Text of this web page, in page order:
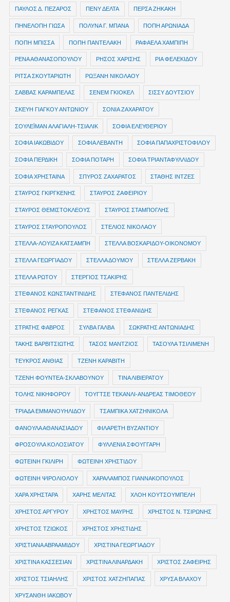
ΠΑΥΛΟΣ Δ. ΠΕΖΑΡΟΣ ΠΕΝΥ ΔΕΛΤΑ ΠΕΡΣΑ ΖΗΚΑΚΗ
ΠΗΝΕΛΟΠΗ ΓΙΩΣΑ ΠΟΛΥΝΑ Γ. ΜΠΑΝΑ ΠΟΠΗ ΑΡΩΝΙΑΔΑ
ΠΟΠΗ ΜΠΙΣΣΑ ΠΟΠΗ ΠΑΝΤΕΛΑΚΗ ΡΑΦΑΕΛΑ ΧΑΜΠΙΠΗ
ΡΕΝΑ ΑΘΑΝΑΣΟΠΟΥΛΟΥ ΡΗΣΟΣ ΧΑΡΙΣΗΣ ΡΙΑ ΦΕΛΕΚΙΔΟΥ
ΡΙΤΣΑ ΣΚΟΥΤΑΡΙΩΤΗ ΡΩΞΑΝΗ ΝΙΚΟΛΑΟΥ
ΣΑΒΒΑΣ ΚΑΡΑΜΠΕΛΑΣ ΣΕΝΕΜ ΓΚΙΟΚΕΛ ΣΙΣΣΥ ΔΟΥΤΣΙΟΥ
ΣΚΕΥΗ ΓΙΑΓΚΟΥ ΑΝΤΩΝΙΟΥ ΣΟΝΙΑ ΖΑΧΑΡΑΤΟΥ
ΣΟΥΛΕΪΜΑΝ ΑΛΑΓΙΑΛΗ-ΤΣΙΑΛΙΚ ΣΟΦΙΑ ΕΛΕΥΘΕΡΙΟΥ
ΣΟΦΙΑ ΙΑΚΩΒΙΔΟΥ ΣΟΦΙΑ ΛΕΒΑΝΤΗ ΣΟΦΙΑ ΠΑΠΑΧΡΙΣΤΟΦΙΛΟΥ
ΣΟΦΙΑ ΠΕΡΔΙΚΗ ΣΟΦΙΑ ΠΟΤΑΡΗ ΣΟΦΙΑ ΤΡΙΑΝΤΑΦΥΛΛΙΔΟΥ
ΣΟΦΙΑ ΧΡΗΣΤΑΙΝΑ ΣΠΥΡΟΣ ΖΑΧΑΡΑΤΟΣ ΣΤΑΘΗΣ ΙΝΤΖΕΣ
ΣΤΑΥΡΟΣ ΓΚΙΡΓΚΕΝΗΣ ΣΤΑΥΡΟΣ ΖΑΦΕΙΡΙΟΥ
ΣΤΑΥΡΟΣ ΘΕΜΙΣΤΟΚΛΕΟΥΣ ΣΤΑΥΡΟΣ ΣΤΑΜΠΟΓΛΗΣ
ΣΤΑΥΡΟΣ ΣΤΑΥΡΟΠΟΥΛΟΣ ΣΤΕΛΙΟΣ ΝΙΚΟΛΑΟΥ
ΣΤΕΛΛΑ-ΛΟΥΙΖΑ ΚΑΤΣΑΜΠΗ ΣΤΕΛΛΑ ΒΟΣΚΑΡΙΔΟΥ-ΟΙΚΟΝΟΜΟΥ
ΣΤΕΛΛΑ ΓΕΩΡΓΙΑΔΟΥ ΣΤΕΛΛΑ ΔΟΥΜΟΥ ΣΤΕΛΛΑ ΖΕΡΒΑΚΗ
ΣΤΕΛΛΑ ΡΩΤΟΥ ΣΤΕΡΓΙΟΣ ΤΣΑΚΙΡΗΣ
ΣΤΕΦΑΝΟΣ ΚΩΝΣΤΑΝΤΙΝΙΔΗΣ ΣΤΕΦΑΝΟΣ ΠΑΝΤΕΛΙΔΗΣ
ΣΤΕΦΑΝΟΣ ΡΕΓΚΑΣ ΣΤΕΦΑΝΟΣ ΣΤΕΦΑΝΙΔΗΣ
ΣΤΡΑΤΗΣ ΦΑΒΡΟΣ ΣΥΛΒΑ ΓΑΛΒΑ ΣΩΚΡΑΤΗΣ ΑΝΤΩΝΙΑΔΗΣ
ΤΑΚΗΣ ΒΑΡΒΙΤΣΙΩΤΗΣ ΤΑΣΟΣ ΜΑΝΤΖΙΟΣ ΤΑΣΟΥΛΑ ΤΣΙΛΙΜΕΝΗ
ΤΕΥΚΡΟΣ ΑΝΘΙΑΣ ΤΖΕΝΗ ΚΑΡΑΒΙΤΗ
ΤΖΕΝΗ ΦΟΥΝΤΕΑ-ΣΚΛΑΒΟΥΝΟΥ ΤΙΝΑ ΛΙΒΙΕΡΑΤΟΥ
ΤΟΛΗΣ ΝΙΚΗΦΟΡΟΥ ΤΟΥΓΤΣΕ ΤΕΚΑΝΛΙ-ΑΝΔΡΕΑΣ ΤΙΜΟΘΕΟΥ
ΤΡΙΑΔΑ ΕΜΜΑΝΟΥΗΛΙΔΟΥ ΤΣΑΜΠΙΚΑ ΧΑΤΖΗΝΙΚΟΛΑ
ΦΑΝΟΥΛΑ ΑΘΑΝΑΣΙΑΔΟΥ ΦΙΛΑΡΕΤΗ ΒΥΖΑΝΤΙΟΥ
ΦΡΟΣΟΥΛΑ ΚΟΛΟΣΙΑΤΟΥ ΦΥΛΛΕΝΙΑ ΣΦΟΥΓΓΑΡΗ
ΦΩΤΕΙΝΗ ΓΚΙΛΙΡΗ ΦΩΤΕΙΝΗ ΧΡΗΣΤΙΔΟΥ
ΦΩΤΕΙΝΗ ΨΙΡΟΛΙΟΛΟΥ ΧΑΡΑΛΑΜΠΟΣ ΓΙΑΝΝΑΚΟΠΟΥΛΟΣ
ΧΑΡΑ ΧΡΗΣΤΑΡΑ ΧΑΡΗΣ ΜΕΛΙΤΑΣ ΧΛΟΗ ΚΟΥΤΣΟΥΜΠΕΛΗ
ΧΡΗΣΤΟΣ ΑΡΓΥΡΟΥ ΧΡΗΣΤΟΣ ΜΑΥΡΗΣ ΧΡΗΣΤΟΣ Ν. ΤΣΙΡΩΝΗΣ
ΧΡΗΣΤΟΣ ΤΖΙΩΚΟΣ ΧΡΗΣΤΟΣ ΧΡΗΣΤΙΔΗΣ
ΧΡΙΣΤΙΑΝΑ ΑΒΡΑΑΜΙΔΟΥ ΧΡΙΣΤΙΝΑ ΓΕΩΡΓΙΑΔΟΥ
ΧΡΙΣΤΙΝΑ ΚΑΣΣΕΣΙΑΝ ΧΡΙΣΤΙΝΑ ΛΙΝΑΡΔΑΚΗ ΧΡΙΣΤΟΣ ΖΑΦΕΙΡΗΣ
ΧΡΙΣΤΟΣ ΤΣΙΑΗΛΗΣ ΧΡΙΣΤΟΣ ΧΑΤΖΗΠΑΠΑΣ ΧΡΥΣΑ ΒΛΑΧΟΥ
ΧΡΥΣΑΝΘΗ ΙΑΚΩΒΟΥ